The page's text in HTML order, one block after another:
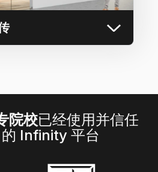
院校已经使用并信任
Infinity 平台